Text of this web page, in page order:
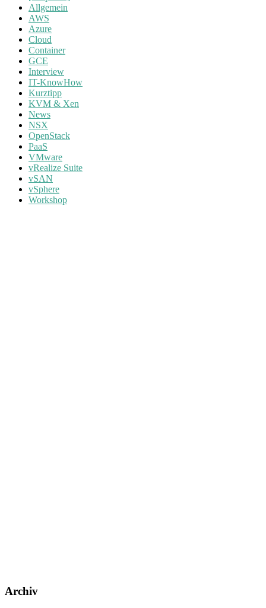
Allgemein
AWS
Azure
Cloud
Container
GCE
Interview
IT-KnowHow
Kurztipp
KVM & Xen
News
NSX
OpenStack
PaaS
VMware
vRealize Suite
vSAN
vSphere
Workshop
Archiv